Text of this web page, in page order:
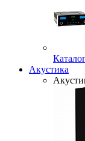
Акустика